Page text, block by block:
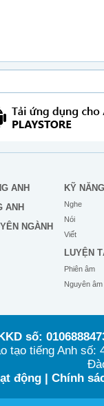
ANH
ANH
NGÀNH
KỸ NĂNG
Nghe
Nói
Viết
LUYỆN
Phiên âm
Nguyên âm
số:
tạo tiếng Anh
động| Chính